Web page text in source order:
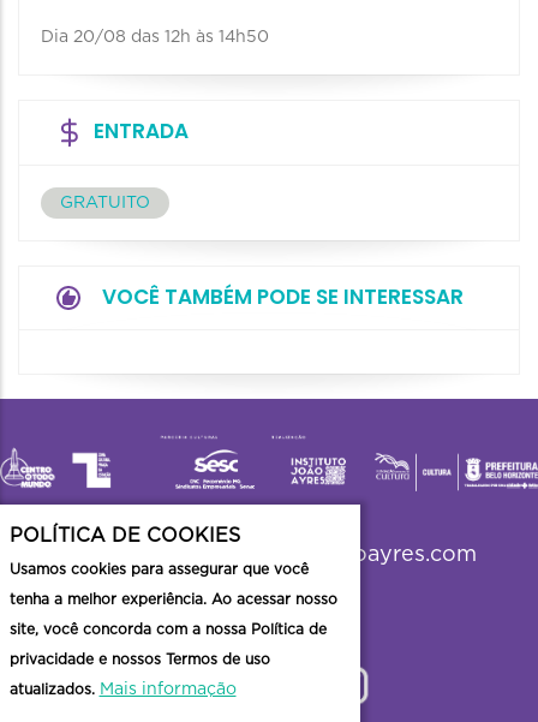
Dia 20/08 das 12h às 14h50
ENTRADA
GRATUITO
VOCÊ TAMBÉM PODE SE INTERESSAR
viradabh2023@institutojoaoayres.com
POLÍTICA DE COOKIES
Usamos cookies para assegurar que você
tenha a melhor experiência. Ao acessar nosso
site, você concorda com a nossa Política de
privacidade e nossos Termos de uso
atualizados. Mais informação